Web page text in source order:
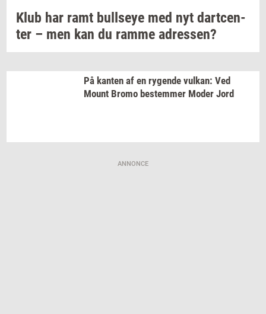
Klub har ramt bull­seye med nyt dart­cen­
ter – men kan du ramme adres­sen?
På kan­ten af en ry­gen­de vulkan: Ved
Mount Bromo be­stem­mer Moder Jord
ANNONCE